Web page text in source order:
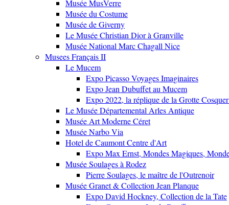
Musée MusVerre
Musée du Costume
Musée de Giverny
Le Musée Christian Dior à Granville
Musée National Marc Chagall Nice
Musees Français II
Le Mucem
Expo Picasso Voyages Imaginaires
Expo Jean Dubuffet au Mucem
Expo 2022, la réplique de la Grotte
Le Musée Départemental Arles Antique
Musée Art Moderne Céret
Musée Narbo Via
Hotel de Caumont Centre d'Art
Expo Max Ernst, Mondes Magiques,
Musée Soulages à Rodez
Pierre Soulages, le maître de l'Outrenoir
Musée Granet & Collection Jean Planque
Expo David Hockney, Collection de la Tate